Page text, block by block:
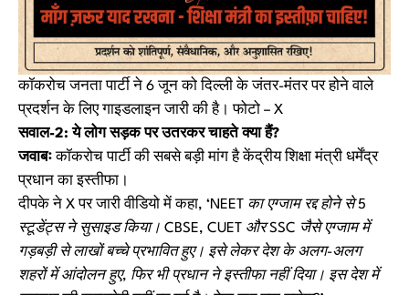
कॉकरोच जनता पार्टी ने 6 जून को दिल्ली के जंतर-मंतर पर होने वाले
प्रदर्शन के लिए गाइडलाइन जारी की है। फोटो – X
सवाल-2: ये लोग सड़क पर उतरकर चाहते क्या हैं?
जवाबःकॉकरोच पार्टी की सबसे बड़ी मांग है केंद्रीय शिक्षा मंत्री धर्मेंद्र
प्रधान का इस्तीफा।
दीपके ने X पर जारी वीडियो में कहा, ‘NEET का एग्जाम रद्द होने से 5
स्टूडेंट्स ने सुसाइड किया। CBSE, CUET और SSC जैसे एग्जाम में
गड़बड़ी से लाखों बच्चे प्रभावित हुए। इसे लेकर देश के अलग-अलग
शहरों में आंदोलन हुए, फिर भी प्रधान ने इस्तीफा नहीं दिया। इस देश में